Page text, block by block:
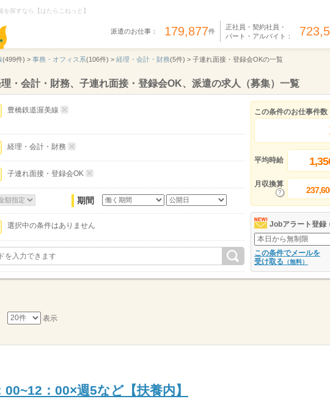
探すなら【はたらこねっと】
派遣のお仕事： 179,877件
正社員・契約社員・
パート・アルバイト：
(499件) > 事務・オフィス系(106件) > 経理・会計・財務(5件) > 子連れ面接・登録会OKの一覧
・会計・財務、子連れ面接・登録会OK、派遣の求人（募集）一覧
豊橋鉄道渥美線
経理・会計・財務
子連れ面接・登録会OK
期間
選択中の条件はありません
この条件のお仕事件数
平均時給
月収換算
Jobアラート登録
この条件でメールを
受け取る （無料）
表示
00~12：00×週5など【扶養内】